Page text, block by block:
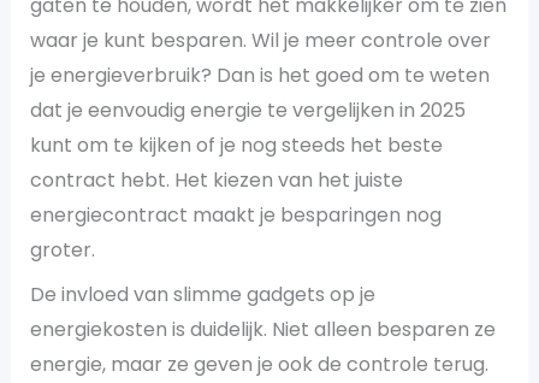
gaten te houden, wordt het makkelijker om te zien
waar je kunt besparen. Wil je meer controle over
je energieverbruik? Dan is het goed om te weten
dat je eenvoudig energie te vergelijken in 2025
kunt om te kijken of je nog steeds het beste
contract hebt. Het kiezen van het juiste
energiecontract maakt je besparingen nog
groter.
De invloed van slimme gadgets op je
energiekosten is duidelijk. Niet alleen besparen ze
energie, maar ze geven je ook de controle terug.